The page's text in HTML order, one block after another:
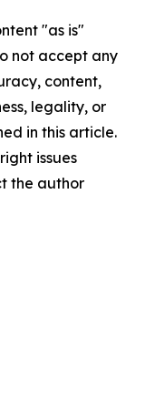
"as is"
not accept any
content,
legality, or
in this article.
issues
the author